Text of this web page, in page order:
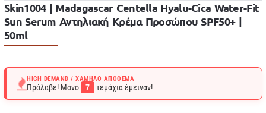
Skin1004 | Madagascar Centella Hyalu-Cica Water-Fit
Sun Serum Αντηλιακή Κρέμα Προσώπου SPF50+ |
50ml
HIGH DEMAND / ΧΑΜΗΛΌ ΑΠΌΘΕΜΑ
Πρόλαβε! Μόνο 7 τεμάχια έμειναν!